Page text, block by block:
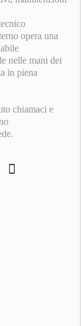
opera una
nelle mani dei
in piena
chiamaci e